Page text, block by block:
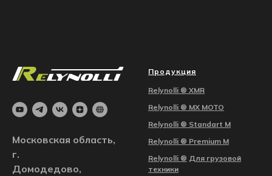
Московская область,
г.
Домодедово,
Продукция
Relynolli ® XMR
Relynolli ® MX MOTO
Relynolli ® Standart M
Relynolli ® Premium M
Relynolli ® Для грузовой
техники